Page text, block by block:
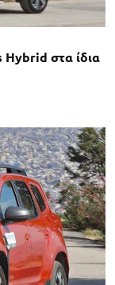
στα ίδια